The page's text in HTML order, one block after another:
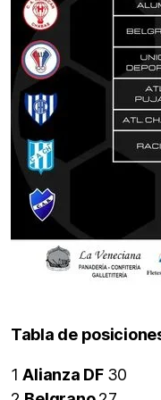
Tabla de
1Alianza DF 30